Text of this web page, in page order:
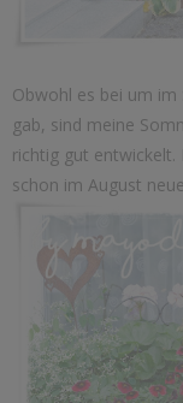
Obwohl es bei um
gab, sind meine
richtig gut entwickelt.
schon im August